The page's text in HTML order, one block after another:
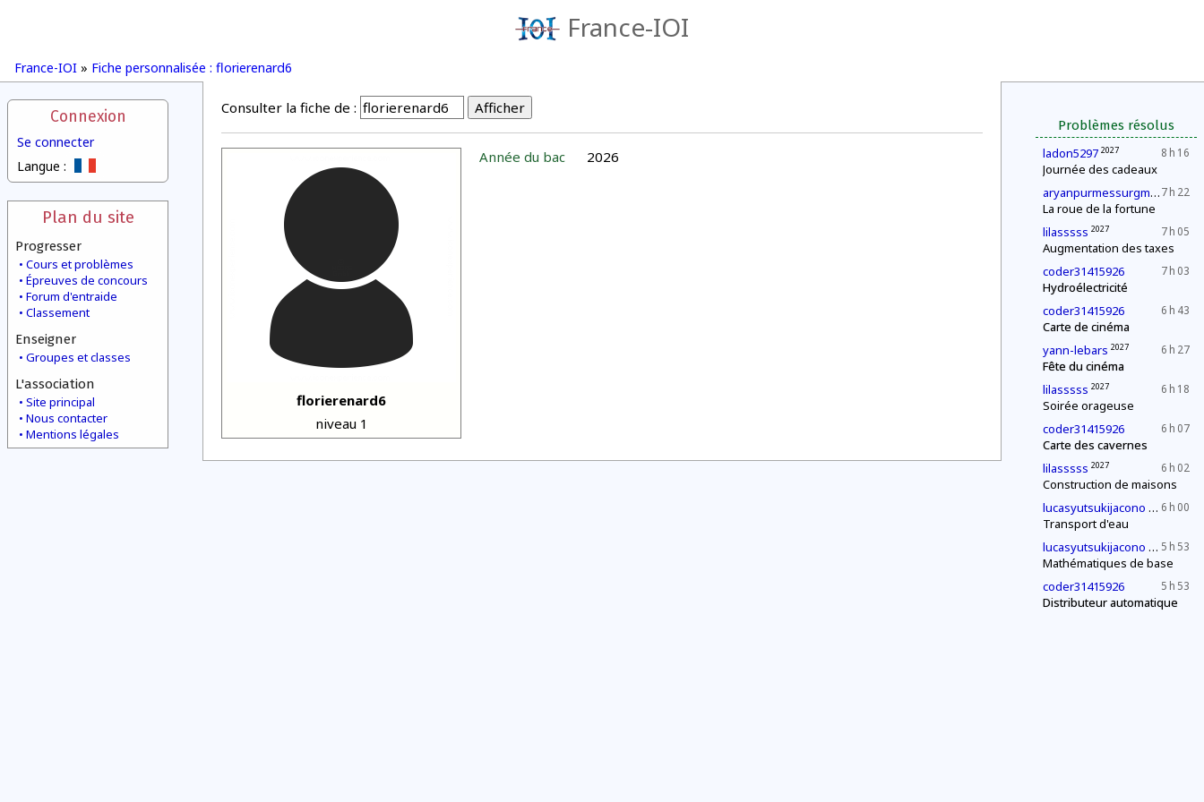
France-IOI
France-IOI » Fiche personnalisée : florierenard6
Connexion
Se connecter
Langue :
Plan du site
Progresser
Cours et problèmes
Épreuves de concours
Forum d'entraide
Classement
Enseigner
Groupes et classes
L'association
Site principal
Nous contacter
Mentions légales
Problèmes résolus
8 h 16
ladon5297 2027
Journée des cadeaux
7 h 22
aryanpurmessurgmailcom 2027
La roue de la fortune
7 h 05
lilasssss 2027
Augmentation des taxes
7 h 03
coder31415926
Hydroélectricité
6 h 43
coder31415926
Carte de cinéma
6 h 27
yann-lebars 2027
Fête du cinéma
6 h 18
lilasssss 2027
Soirée orageuse
6 h 07
coder31415926
Carte des cavernes
6 h 02
lilasssss 2027
Construction de maisons
6 h 00
lucasyutsukijacono 2030
Transport d'eau
5 h 53
lucasyutsukijacono 2030
Mathématiques de base
5 h 53
coder31415926
Distributeur automatique
Consulter la fiche de :
florierenard6
niveau 1
Année du bac 2026